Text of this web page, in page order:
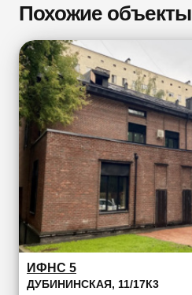
Похожие объекты
ИФНС 5
ДУБИНИНСКАЯ, 11/17К3